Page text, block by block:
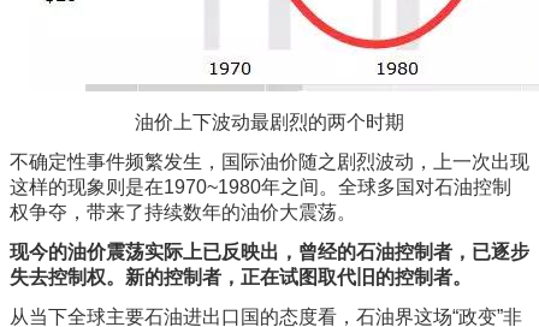
油价上下波动最剧烈的两个时期
不确定性事件频繁发生，国际油价随之剧烈波动，上一次出现
这样的现象则是在1970~1980年之间。全球多国对石油控制
权争夺，带来了持续数年的油价大震荡。
现今的油价震荡实际上已反映出，曾经的石油控制者，已逐步
失去控制权。新的控制者，正在试图取代旧的控制者。
从当下全球主要石油进出口国的态度看，石油界这场“政变”非